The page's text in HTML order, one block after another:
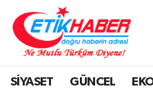
SİYASET GÜNCEL
BİLİM-TEKNOLOJİ
DIŞ POLİTİKA
Nöbetçi Eczaneler
Hava Durumu